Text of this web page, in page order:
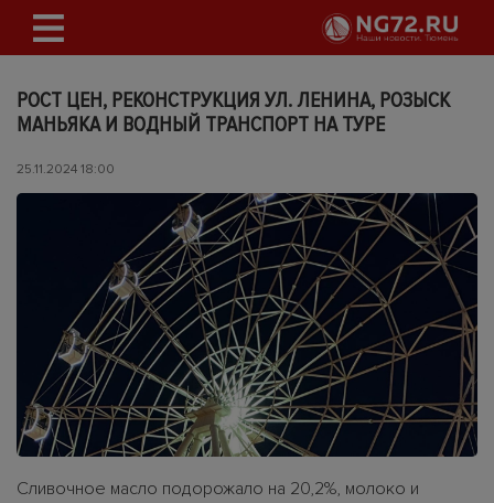
РОСТ ЦЕН, РЕКОНСТРУКЦИЯ УЛ. ЛЕНИНА, РОЗЫСК
МАНЬЯКА И ВОДНЫЙ ТРАНСПОРТ НА ТУРЕ
25.11.2024 18:00
Сливочное масло подорожало на 20,2%, молоко и